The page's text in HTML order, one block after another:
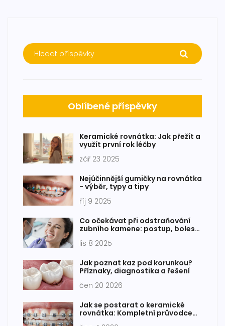
Oblíbené příspěvky
Keramické rovnátka: Jak přežít a
využít první rok léčby
zář 23 2025
Nejúčinnější gumičky na rovnátka
- výběr, typy a tipy
říj 9 2025
Co očekávat při odstraňování
zubního kamene: postup, bolest
lis 8 2025
Jak poznat kaz pod korunkou?
Příznaky, diagnostika a řešení
čen 20 2026
Jak se postarat o keramické
rovnátka: Kompletní průvodce